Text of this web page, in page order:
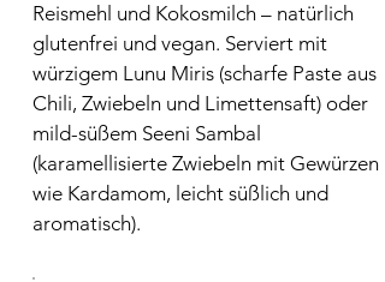
Reismehl und Kokosmilch – natürlich
glutenfrei und vegan. Serviert mit
würzigem Lunu Miris (scharfe Paste aus
Chili, Zwiebeln und Limettensaft) oder
mild-süßem Seeni Sambal
(karamellisierte Zwiebeln mit Gewürzen
wie Kardamom, leicht süßlich und
aromatisch).